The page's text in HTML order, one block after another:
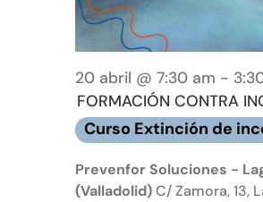
20 abril @ 7:30 am -
FORMACIÓN CONTRA
Curso Extinción de
Prevenfor Soluciones -
(Valladolid)C/ Zamora, 13,